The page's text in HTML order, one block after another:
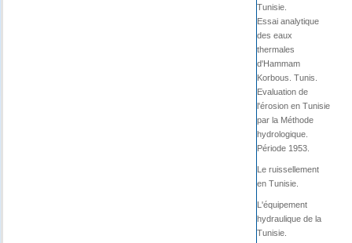
Tunisie.
Essai analytique
des eaux
thermales
d'Hammam
Korbous. Tunis.
Evaluation de
l'érosion en Tunisie
par la Méthode
hydrologique.
Période 1953.
Le ruissellement
en Tunisie.
L'équipement
hydraulique de la
Tunisie.